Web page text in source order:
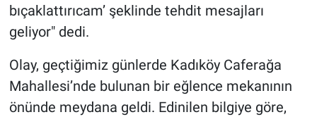
bıçaklattırıcam’ şeklinde tehdit mesajları
geliyor" dedi.
Olay, geçtiğimiz günlerde Kadıköy Caferağa
Mahallesi’nde bulunan bir eğlence mekanının
önünde meydana geldi. Edinilen bilgiye göre,